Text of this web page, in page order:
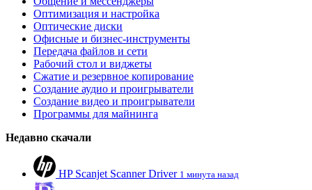
Оптимизация и настройка
Оптические диски
Офисные и бизнес-инструменты
Передача файлов и сети
Рабочий стол и виджеты
Сжатие и резервное копирование
Создание аудио и проигрыватели
Создание видео и проигрыватели
Программы для майнинга
Недавно скачали
HP Scanjet Scanner Driver 1 минута назад